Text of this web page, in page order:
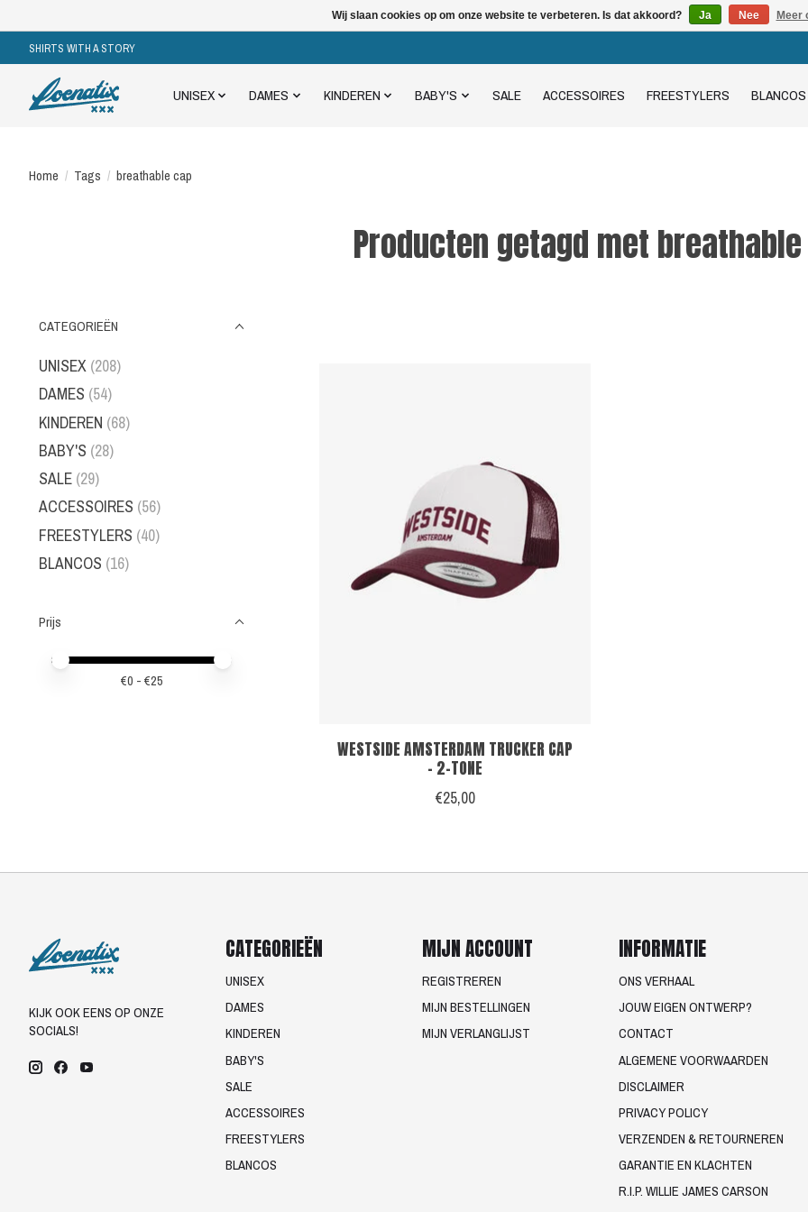
SHIRTS WITH A STORY
UNISEX DAMES KINDEREN BABY'S SALE ACCESSOIRES FREESTYLERS BLANCOS
Home / Tags / breathable cap
Producten getagd met
CATEGORIEËN
UNISEX (208)
DAMES (54)
KINDEREN (68)
BABY'S (28)
SALE (29)
ACCESSOIRES (56)
FREESTYLERS (40)
BLANCOS (16)
Prijs
Minimale prijswaarde
Price maximum value
€0 - €25
WESTSIDE AMSTERDAM TRUCKER CAP
- 2-TONE
€25,00
KIJK OOK EENS OP ONZE
SOCIALS!
CATEGORIEËN
UNISEX
DAMES
KINDEREN
BABY'S
SALE
ACCESSOIRES
FREESTYLERS
BLANCOS
MIJN ACCOUNT
REGISTREREN
MIJN BESTELLINGEN
MIJN VERLANGLIJST
INFORMATIE
ONS VERHAAL
JOUW EIGEN ONTWERP?
CONTACT
ALGEMENE VOORWAARDEN
DISCLAIMER
PRIVACY POLICY
VERZENDEN & RETOURNEREN
GARANTIE EN KLACHTEN
R.I.P. WILLIE JAMES CARSON
Wij slaan cookies op om onze website te verbeteren. Is dat akkoord? Ja Nee Meer